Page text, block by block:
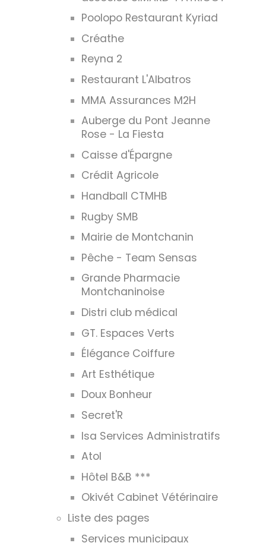
Poolopo Restaurant Kyriad
Créathe
Reyna 2
Restaurant L'Albatros
MMA Assurances M2H
Auberge du Pont Jeanne
Rose - La Fiesta
Caisse d'Épargne
Crédit Agricole
Handball CTMHB
Rugby SMB
Mairie de Montchanin
Pêche - Team Sensas
Grande Pharmacie
Montchaninoise
Distri club médical
GT. Espaces Verts
Élégance Coiffure
Art Esthétique
Doux Bonheur
Secret'R
Isa Services Administratifs
Atol
Hôtel B&B ***
Okivét Cabinet Vétérinaire
Liste des pages
Services municipaux